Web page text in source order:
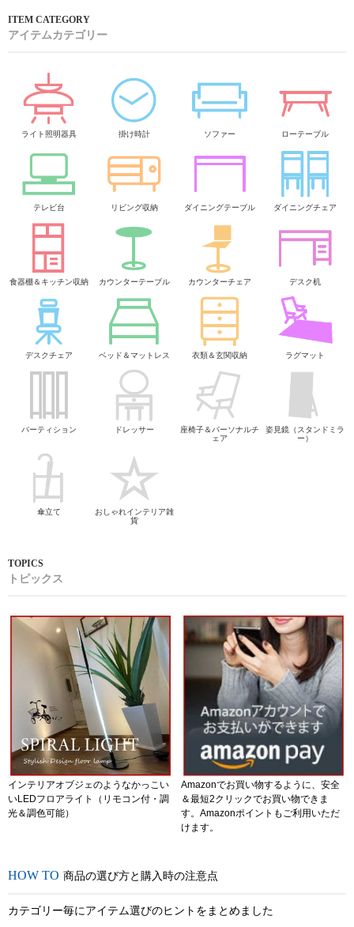
アイテムカテゴリー
ライト照明器具 掛け時計 ソファー ローテーブル
テレビ台 リビング収納 ダイニングテーブル ダイニングチェア
食器棚＆キッチン収納 カウンターテーブル カウンターチェア デスク机
デスクチェア ベッド＆マットレス 衣類＆玄関収納 ラグマット
パーティション ドレッサー
座椅子＆パーソナルチ
ェア
姿見鏡（スタンドミラ
ー）
傘立て
おしゃれインテリア雑
貨
トピックス
インテリアオブジェのようなかっこい
いLEDフロアライト（リモコン付・調
光＆調色可能）
Amazonでお買い物するように、安全
＆最短2クリックでお買い物できま
す。Amazonポイントもご利用いただ
けます。
商品の選び方と購入時の注意点
カテゴリー毎にアイテム選びのヒントをまとめました